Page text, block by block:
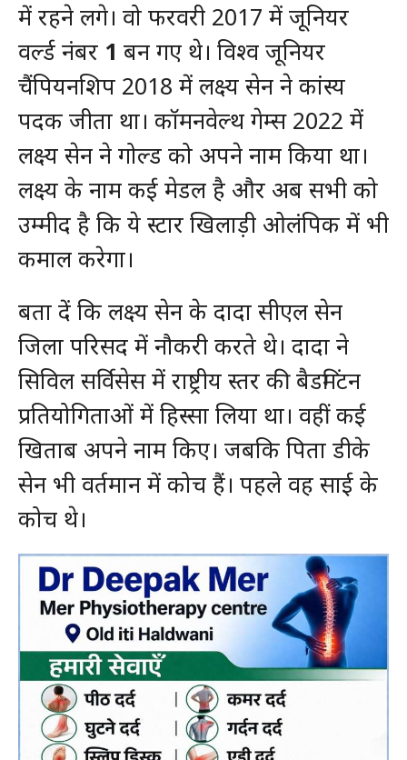
में रहने लगे। वो फरवरी 2017 में जूनियर
वर्ल्ड नंबर1 बन गए थे। विश्व जूनियर
चैंपियनशिप 2018 में लक्ष्य सेन ने कांस्य
पदक जीता था। कॉमनवेल्थ गेम्स 2022 में
लक्ष्य सेन ने गोल्ड को अपने नाम किया था।
लक्ष्य के नाम कई मेडल है और अब सभी को
उम्मीद है कि ये स्टार खिलाड़ी ओलंपिक में भी
कमाल करेगा।
बता दें कि लक्ष्य सेन के दादा सीएल सेन
जिला परिसद में नौकरी करते थे। दादा ने
सिविल सर्विसेस में राष्ट्रीय स्तर की बैडमिंटन
प्रतियोगिताओं में हिस्सा लिया था। वहीं कई
खिताब अपने नाम किए। जबकि पिता डीके
सेन भी वर्तमान में कोच हैं। पहले वह साई के
कोच थे।